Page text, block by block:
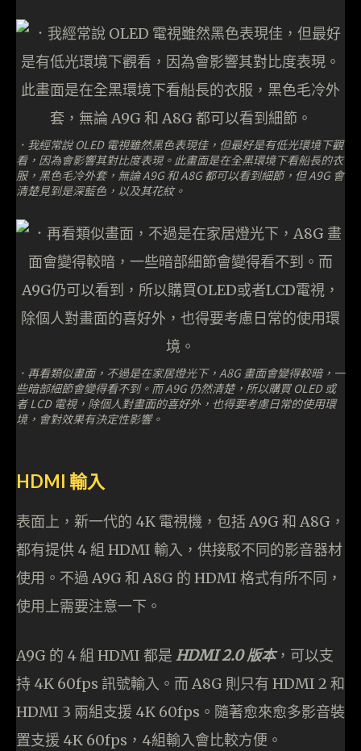
．我經常說 OLED 電視雖然黑色表現佳，但最好是有低光環境下觀
看，因為會影響其對比度表現。此畫面是在全黑環境下看船長的衣
服，黑色毛冷外套，無論 A9G 和 A8G 都可以看到細節，但 A9G 會
清楚見到是深藍色，以及其花紋。
．再看類似畫面，不過是在家居燈光下，A8G 畫面會變得較暗，一
些暗部細節會變得看不到。而 A9G 仍然清楚，所以購買 OLED 或
者 LCD 電視，除個人對畫面的喜好外，也得要考慮日常的使用環
境，會對效果有決定性影響。
HDMI 輸入
表面上，新一代的 4K 電視機，包括 A9G 和 A8G，
都有提供 4 組 HDMI 輸入，供接駁不同的影音器材
使用。不過 A9G 和 A8G 的 HDMI 格式有所不同，
使用上需要注意一下。
A9G 的 4 組 HDMI 都是 HDMI 2.0 版本，可以支
持 4K 60fps 訊號輸入。而 A8G 則只有 HDMI 2 和
HDMI 3 兩組支援 4K 60fps。隨著愈來愈多影音裝
置支援 4K 60fps，4組輸入會比較方便。